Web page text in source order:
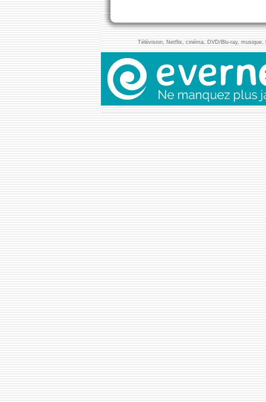
Télévision, Netflix, cinéma, DVD/Blu-ray,